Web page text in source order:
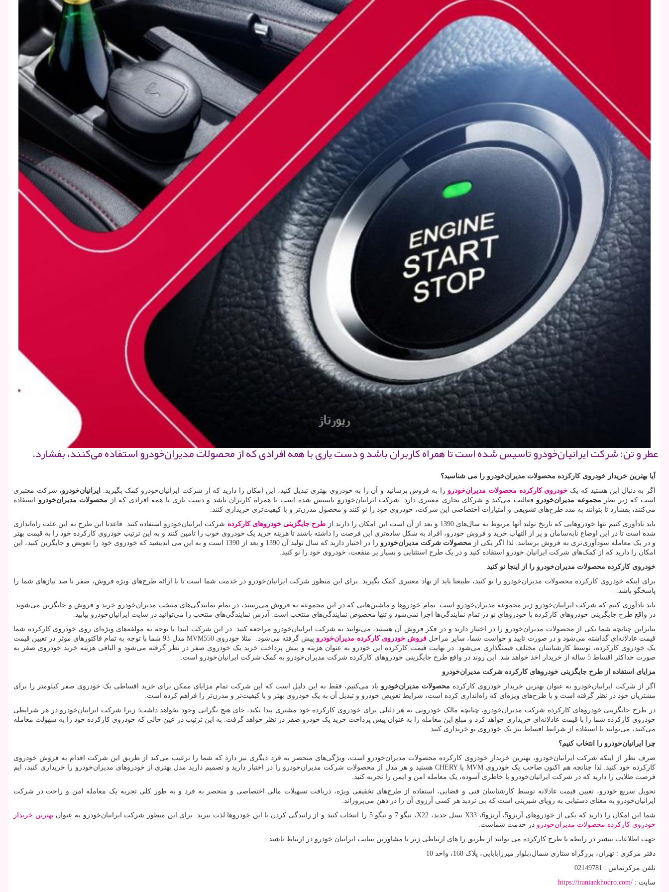
عطر و تن: شركت ایرانیان‌خودرو تاسیس شده است تا همراه كاربران باشد و دست یاری با همه افرادی كه از محصولات مدیران‌خودرو استفاده می‌كنند، بفشارد.
آیا بهترین خریدار خودروی کارکرده محصولات مدیران‌خودرو را می شناسید؟
اگر به دنبال این هستید که یک خودروی کارکرده محصولات مدیران‌خودرو را به فروش برسانید و آن را به خودروی بهتری تبدیل کنید، این امکان را دارید که از شرکت ایرانیان‌خودرو کمک بگیرید. ایرانیان‌خودرو، شرکت معتبری
است که زیر نظر مجموعه مدیران‌خودرو فعالیت می‌کند و شرکای تجاری معتبری دارد. شرکت ایرانیان‌خودرو تاسیس شده است تا همراه کاربران باشد و دست یاری با همه افرادی که از محصولات مدیران‌خودرو استفاده
می‌کنند، بفشارد تا بتوانند به مدد طرح‌های تشویقی و امتیازات اختصاصی این شرکت، خودروی خود را نو کنند و محصول مدرن‌تر و با کیفیت‌تری خریداری کنند.
باید یادآوری کنیم تنها خودروهایی که تاریخ تولید آنها مربوط به سال‌های 1390 و بعد از آن است این امکان را دارند از
طرح جایگزینی خودروهای کارکرده شرکت ایرانیان‌خودرو استفاده کنند. قاعدتا این طرح به این علت راه‌اندازی
شده است تا در این اوضاع نا‌به‌سامان و پر از التهاب خرید و فروش خودرو، افراد به شکل ساده‌تری این فرصت را داشته باشند تا هزینه خرید یک خودروی خوب را تامین کنند و به این ترتیب خودروی کارکرده خود را به قیمت بهتر
و در یک معامله سودآوری‌تری به فروش برسانند. لذا اگر یکی از محصولات شرکت مدیران‌خودرو
را در اختیار دارید که سال تولید آن 1390 و بعد از 1390 است و به این می اندیشید که خودروی خود را تعویض و جایگزین کنید، این
امکان را دارید که از کمک‌های شرکت ایرانیان خودرو استفاده کنید و در یک طرح استثنایی و بسیار پر منفعت، خودروی خود را نو کنید.
خودروی کارکرده محصولات مدیران‌خودرو را از اینجا نو کنید
برای اینکه خودروی کارکرده محصولات مدیران‌خودرو را نو کنید، طبیعتا باید از نهاد معتبری کمک بگیرید. برای این منظور شرکت ایرانیان‌خودرو در خدمت شما است تا با ارائه طرح‌های ویژه فروش، صفر تا صد نیازهای شما را
پاسخگو باشد.
باید یادآوری کنیم که شرکت ایرانیان‌خودرو زیر مجموعه مدیران‌خودرو است. تمام خودروها و ماشین‌هایی که در این مجموعه به فروش می‌رسند، در تمام نمایندگی‌های منتخب مدیران‌خودرو خرید و فروش و جایگزین می‌شوند.
در واقع طرح جایگزینی خودروهای کارکرده با خودروهای نو در تمام نمایندگی‌ها اجرا نمی‌شود و تنها مخصوص نمایندگی‌های منتخب است. آدرس نمایندگی‌های منتخب را می‌توانید در سایت ایرانیان‌خودرو بیابید.
بنابراین چنانچه شما یکی از محصولات مدیران‌خودرو را در اختیار دارید و در فکر فروش آن هستید، می‌توانید به شرکت ایرانیان‌خودرو مراجعه کنید. در این شرکت ابتدا با توجه به مولفه‌های ویژه‌ای روی خودروی کارکرده شما
قیمت عادلانه‌ای گذاشته می‌شود و در صورت تایید و خواست شما، سایر مراحل فروش خودروی کارکرده مدیران‌خودرو پیش گرفته می‌شود. مثلا خودرویMVM550
مدل 93 شما با توجه به تمام فاکتورهای موثر در تعیین قیمت
یک خودروی کارکرده، توسط کارشناسان مختلف قیمتگذاری می‌شود. در نهایت قیمت کارکرده این خودرو به عنوان هزینه و پیش پرداخت خرید یک خودروی صفر در نظر گرفته می‌شود و الباقی هزینه خرید خودروی صفر به
صورت حداکثر اقساط 5 ساله از خریدار اخذ خواهد شد. این روند در واقع طرح جایگزینی خودروهای کارکرده شرکت مدیران‌خودرو به کمک شرکت ایرانیان‌خودرو است.
مزایای استفاده از طرح جایگزینی خودروهای کارکرده شرکت مدیران‌خودرو
اگر از شرکت ایرانیان‌خودرو به عنوان بهترین خریدار خودروی کارکرده محصولات مدیران‌خودرو یاد می‌کنیم، فقط به این دلیل است که این شرکت تمام مزایای ممکن برای خرید اقساطی یک خودروی صفر کیلومتر را برای
مشتریان خود در نظر گرفته است و با طرح‌های ویژه‌ای که راه‌اندازی کرده است، شرایط تعویض خودرو و تبدیل آن به یک خودروی بهتر و با کیفیت‌تر و مدرن‌تر را فراهم کرده است.
در طرح جایگزینی خودروهای کارکرده شرکت مدیران‌خودرو، چنانچه مالک خودرویی به هر دلیلی برای خودروی کارکرده خود مشتری پیدا نکند، جای هیچ نگرانی وجود نخواهد داشت؛ زیرا شرکت ایرانیان‌خودرو در هر شرایطی
خودروی کارکرده شما را با قیمت عادلانه‌ای خریداری خواهد کرد و مبلغ این معامله را به عنوان پیش پرداخت خرید یک خودرو صفر در نظر خواهد گرفت. به این ترتیب در عین حالی که خودروی کارکرده خود را به سهولت معامله
می‌کنید، می‌توانید با استفاده از شرایط اقساط نیز یک خودروی نو خریداری کنید.
چرا ایرانیان‌خودرو را انتخاب کنیم؟
صرف نظر از اینکه شرکت ایرانیان‌خودرو، بهترین خریدار خودروی کارکرده محصولات مدیران‌خودرو است، ویژگی‌های منحصر به فرد دیگری نیز دارد که شما را ترغیب می‌کند از طریق این شرکت اقدام به فروش خودروی
کارکرده خود کنید. لذا چنانچه هم اکنون صاحب یک خودروی MVMیاCHERY هستید و هر مدل از محصولات شرکت مدیران‌خودرو را در اختیار دارید و تصمیم دارید مدل بهتری از خودروهای مدیران‌خودرو را خریداری کنید، ایم
فرصت طلایی را دارید که در شرکت ایرانیان‌خودرو با خاطری آسوده، یک معامله امن و ایمن را تجربه کنید.
تحویل سریع خودرو، تعیین قیمت عادلانه توسط کارشناسان فنی و قضایی، استفاده از طرح‌های تخفیفی ویژه، دریافت تسهیلات مالی اختصاصی و منحصر به فرد و به طور کلی تجربه یک معامله امن و راحت در شرکت
ایرانیان‌خودرو به معنای دستیابی به رویای شیرینی است که بی تردید هر کسی آرزوی آن را در ذهن می‌پروراند.
شما این امکان را دارید که یکی از خودروهای آریزو5، آریزو6،X33 نسل جدید،X22، تیگو7 و تیگو5 را انتخاب کنید و از رانندگی کردن با این خودروها لذت ببرید. برای این منظور شرکت ایرانیان‌خودرو به عنوان بهترین خریدار
خودروی کارکرده محصولات مدیران‌خودرو در خدمت شماست.
جهت اطلاعات بیشتر در رابطه با طرح کارکرده می توانید از طریق را های ارتباطی زیر با مشاورین سایت ایرانیان خودرو در ارتباط باشید :
دفتر مرکزی : تهران، بزرگراه ستاری شمال،بلوار میرزابابایی، پلاک 168، واحد 10
تلفن مرکزتماس : 02149781
سایت : https://iraniankhodro.com/